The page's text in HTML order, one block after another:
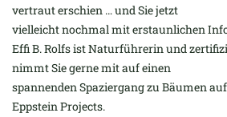
vertraut erschien … und Sie jetzt
vielleicht nochmal mit erstaunlichen
Effi B. Rolfs ist Naturführerin und
nimmt Sie gerne mit auf einen
spannenden Spaziergang zu Bäumen
Eppstein Projects.